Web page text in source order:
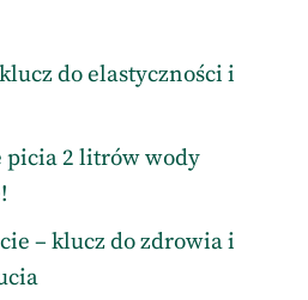
do elastyczności i
picia 2 litrów wody
– klucz do zdrowia i